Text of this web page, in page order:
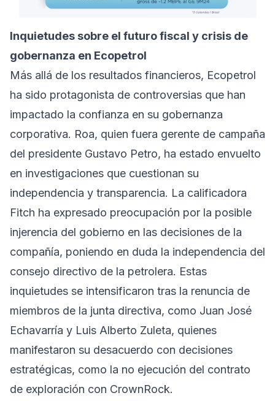
Inquietudes sobre el futuro fiscal y crisis de
gobernanza en Ecopetrol
Más allá de los resultados financieros, Ecopetrol
ha sido protagonista de controversias que han
impactado la confianza en su gobernanza
corporativa. Roa, quien fuera gerente de campaña
del presidente Gustavo Petro, ha estado envuelto
en investigaciones que cuestionan su
independencia y transparencia. La calificadora
Fitch ha expresado preocupación por la posible
injerencia del gobierno en las decisiones de la
compañía, poniendo en duda la independencia del
consejo directivo de la petrolera. Estas
inquietudes se intensificaron tras la renuncia de
miembros de la junta directiva, como Juan José
Echavarría y Luis Alberto Zuleta, quienes
manifestaron su desacuerdo con decisiones
estratégicas, como la no ejecución del contrato
de exploración con CrownRock.